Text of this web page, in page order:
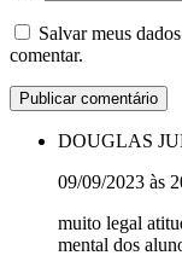
Salvar meus
comentar.
DOUGLAS
09/09/2023 às
muito legal
mental dos